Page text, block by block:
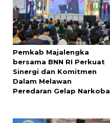
Pemkab Majalengka
bersama BNN RI Perkuat
Sinergi dan Komitmen
Dalam Melawan
Peredaran Gelap Narkoba